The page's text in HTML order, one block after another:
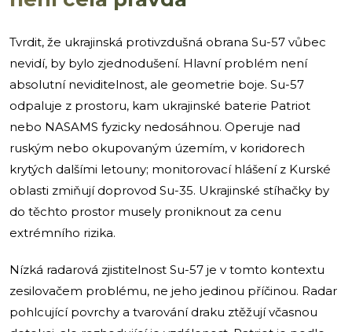
Tvrdit, že ukrajinská protivzdušná obrana Su-57 vůbec
nevidí, by bylo zjednodušení. Hlavní problém není
absolutní neviditelnost, ale geometrie boje. Su-57
odpaluje z prostoru, kam ukrajinské baterie Patriot
nebo NASAMS fyzicky nedosáhnou. Operuje nad
ruským nebo okupovaným územím, v koridorech
krytých dalšími letouny; monitorovací hlášení z Kurské
oblasti zmiňují doprovod Su-35. Ukrajinské stíhačky by
do těchto prostor musely proniknout za cenu
extrémního rizika.
Nízká radarová zjistitelnost Su-57 je v tomto kontextu
zesilovačem problému, ne jeho jedinou příčinou. Radar
pohlcující povrchy a tvarování draku ztěžují včasnou